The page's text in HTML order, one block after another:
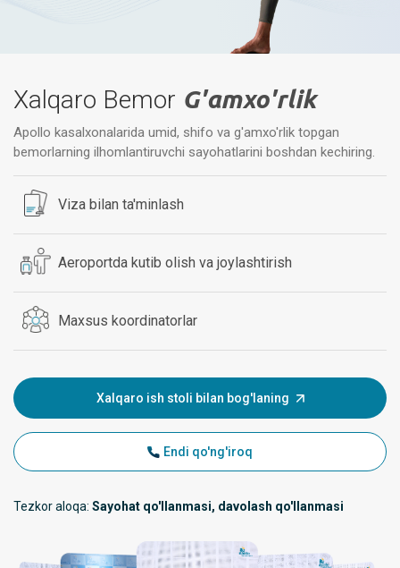
Xalqaro Bemor G'amxo'rlik
Apollo kasalxonalarida umid, shifo va g'amxo'rlik topgan
bemorlarning ilhomlantiruvchi sayohatlarini boshdan kechiring.
Viza bilan ta'minlash
Aeroportda kutib olish va joylashtirish
Maxsus koordinatorlar
Xalqaro ish stoli bilan bog'laning
Endi qo'ng'iroq
Tezkor aloqa: Sayohat qo'llanmasi, davolash qo'llanmasi